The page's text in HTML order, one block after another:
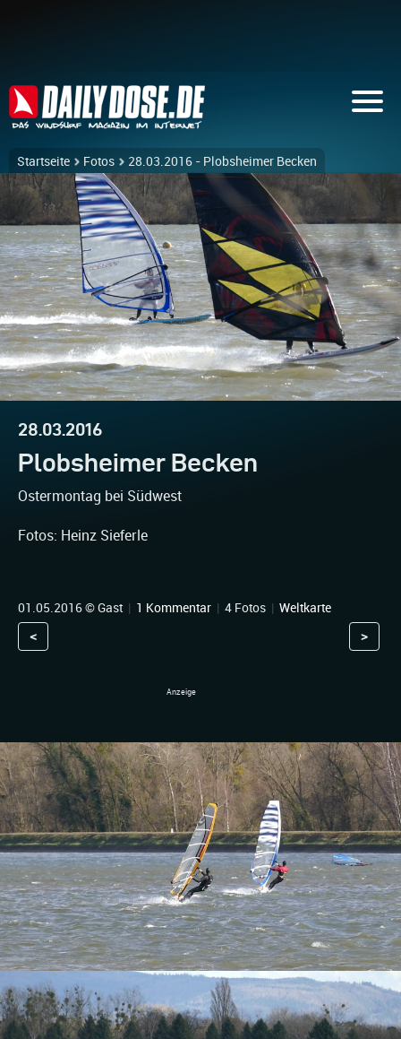
Startseite Fotos 28.03.2016 - Plobsheimer Becken
28.03.2016
Plobsheimer Becken
Ostermontag bei Südwest
Fotos: Heinz Sieferle
01.05.2016 © Gast | 1 Kommentar | 4 Fotos | Weltkarte
< >